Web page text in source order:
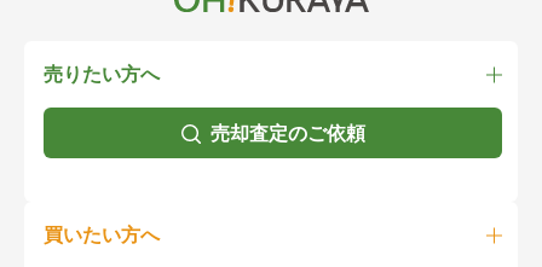
売りたい方へ
売却査定のご依頼
買いたい方へ